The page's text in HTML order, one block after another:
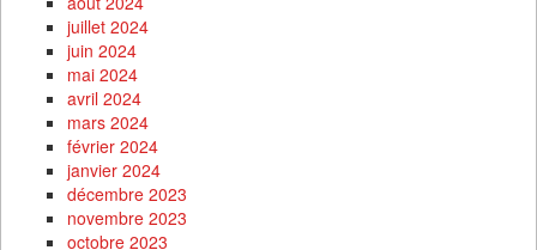
juillet 2024
juin 2024
mai 2024
avril 2024
mars 2024
février 2024
janvier 2024
décembre 2023
novembre 2023
octobre 2023